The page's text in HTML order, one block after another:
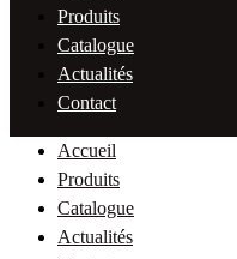
Produits
Catalogue
Actualités
Contact
Accueil
Produits
Catalogue
Actualités